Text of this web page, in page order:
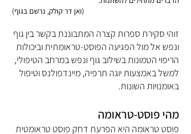
(ואן דר קולק, נרשם בגוף)
זוהי סקירת ספרות קצרה המתבוננת בקשר בין גוף
ונפש אל מול הפגיעה הפוסט-טראומתית וביכולות
הריפוי הטמונות בשילוב גוף ונפש במרחב הטיפולי,
למשל באמצעות יוגה תרפיה, מיינדפולנס וטיפול
באומנויות השונות.
מהי פוסט-טראומה
פוסט טראומה היא הפרעת דחק פוסט טראומטית